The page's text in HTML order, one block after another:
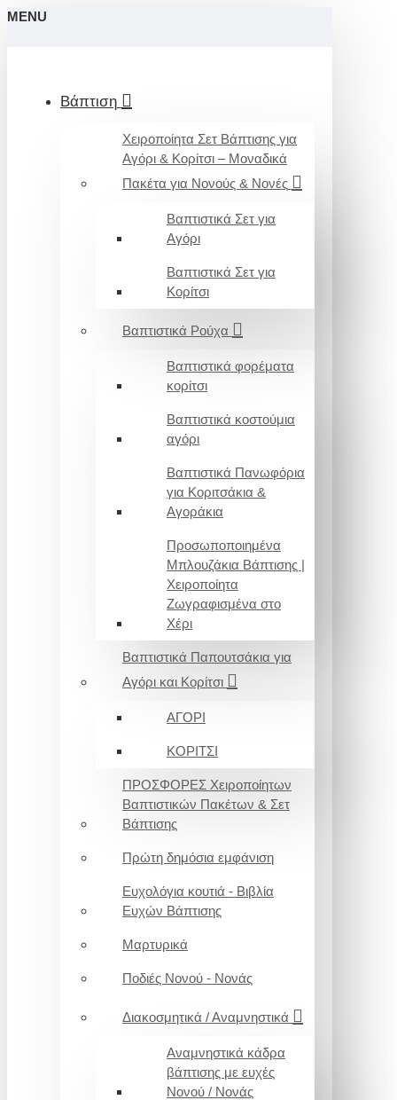
MENU
Βάπτιση
Χειροποίητα Σετ Βάπτισης για
Αγόρι & Κορίτσι – Μοναδικά
Πακέτα για Νονούς & Νονές
Βαπτιστικά Σετ για
Αγόρι
Βαπτιστικά Σετ για
Κορίτσι
Βαπτιστικά Ρούχα
Βαπτιστικά φορέματα
κορίτσι
Βαπτιστικά κοστούμια
αγόρι
Βαπτιστικά Πανωφόρια
για Κοριτσάκια &
Αγοράκια
Προσωποποιημένα
Μπλουζάκια Βάπτισης |
Χειροποίητα
Ζωγραφισμένα στο
Χέρι
Βαπτιστικά Παπουτσάκια για
Αγόρι και Κορίτσι
ΑΓΟΡΙ
ΚΟΡΙΤΣΙ
ΠΡΟΣΦΟΡΕΣ Χειροποίητων
Βαπτιστικών Πακέτων & Σετ
Βάπτισης
Πρώτη δημόσια εμφάνιση
Ευχολόγια κουτιά - Βιβλία
Ευχών Βάπτισης
Μαρτυρικά
Ποδιές Νονού - Νονάς
Διακοσμητικά / Αναμνηστικά
Αναμνηστικά κάδρα
βάπτισης με ευχές
Νονού / Νονάς